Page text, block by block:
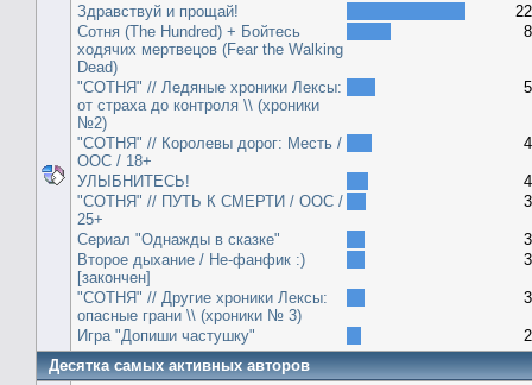
Здравствуй и прощай!
Сотня (The Hundred) + Бойтесь
ходячих мертвецов (Fear the Walking
Dead)
"СОТНЯ" // Ледяные хроники Лексы:
от страха до контроля \\ (хроники
№2)
"СОТНЯ" // Королевы дорог: Месть /
ООС / 18+
УЛЫБНИТЕСЬ!
"СОТНЯ" // ПУТЬ К СМЕРТИ / ООС /
25+
Сериал "Однажды в сказке"
Второе дыхание / Не-фанфик :)
[закончен]
"СОТНЯ" // Другие хроники Лексы:
опасные грани \\ (хроники № 3)
Игра "Допиши частушку"
Десятка самых активных авторов